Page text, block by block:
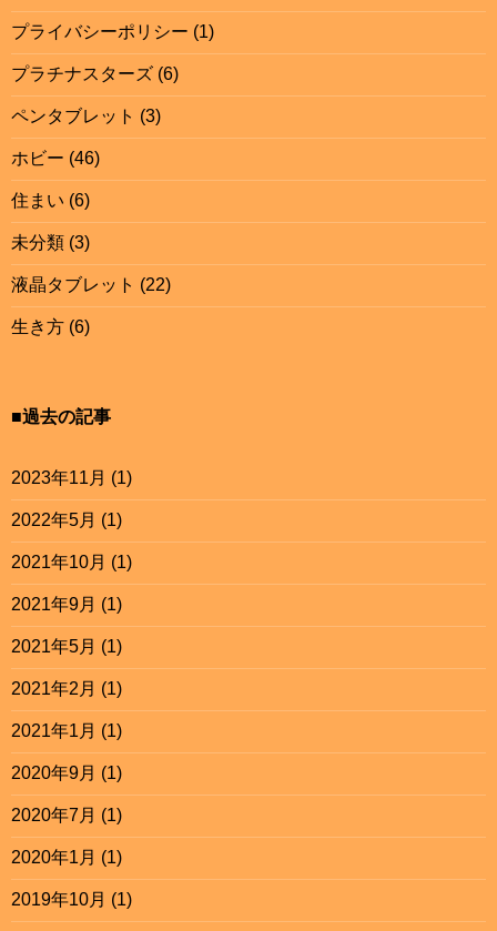
プライバシーポリシー (1)
プラチナスターズ (6)
ペンタブレット (3)
ホビー (46)
住まい (6)
未分類 (3)
液晶タブレット (22)
生き方 (6)
■過去の記事
2023年11月 (1)
2022年5月 (1)
2021年10月 (1)
2021年9月 (1)
2021年5月 (1)
2021年2月 (1)
2021年1月 (1)
2020年9月 (1)
2020年7月 (1)
2020年1月 (1)
2019年10月 (1)